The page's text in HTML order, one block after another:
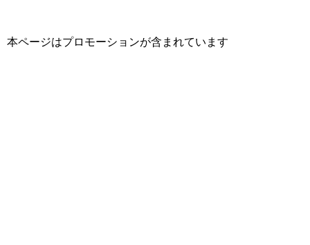
本ページはプロモーションが含まれています